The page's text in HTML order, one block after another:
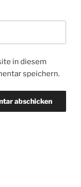
in diesem
speichern.